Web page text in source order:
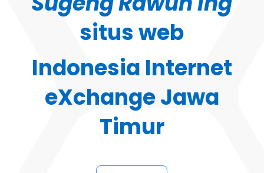
situs web
Indonesia Internet
eXchange Jawa
Timur